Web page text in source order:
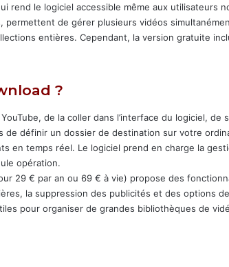
rend le logiciel accessible même aux utilisateurs
de gérer plusieurs vidéos
entières. Cependant, la version gratuite
?
de la coller dans l’interface du logiciel, de
de définir un dossier de destination sur votre
en temps réel. Le logiciel prend en charge la
opération.
29 € par an ou 69 € à vie) propose des
la suppression des publicités et des options
pour organiser de grandes bibliothèques de